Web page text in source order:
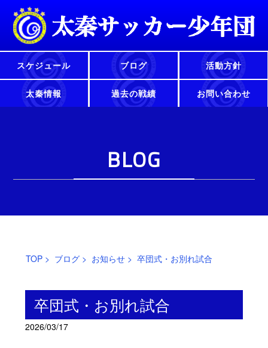
スケジュール ブログ 活動方針
太秦情報 過去の戦績 お問い合わせ
BLOG
TOP> ブログ> お知らせ> 卒団式・お別れ試合
卒団式・お別れ試合
2026/03/17